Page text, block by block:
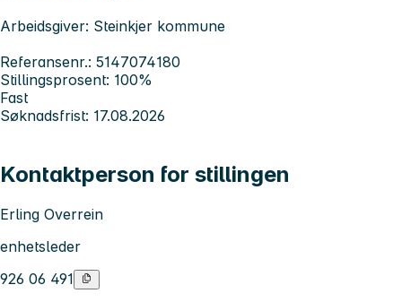
Arbeidsgiver: Steinkjer kommune
Referansenr.: 5147074180
Stillingsprosent: 100%
Fast
Søknadsfrist: 17.08.2026
Kontaktperson for stillingen
Erling Overrein
enhetsleder
926 06 491